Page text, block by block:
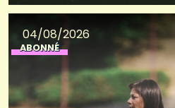
04/08/2026
ABONNÉ